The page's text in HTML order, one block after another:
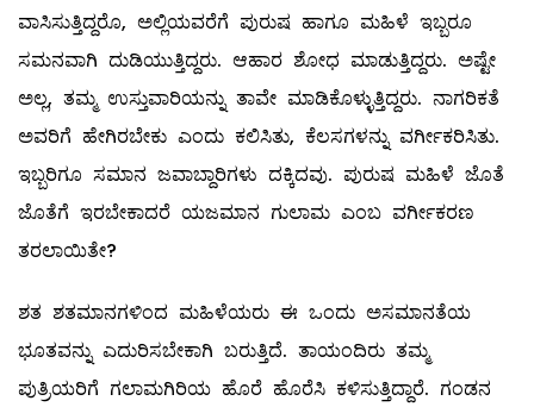
ವಾಸಿಸುತ್ತಿದ್ದರೊ, ಅಲ್ಲಿಯವರೆಗೆ ಪುರುಷ ಹಾಗೂ ಮಹಿಳೆ ಇಬ್ಬರೂ
ಸಮನವಾಗಿ ದುಡಿಯುತ್ತಿದ್ದರು. ಆಹಾರ ಶೋಧ ಮಾಡುತ್ತಿದ್ದರು. ಅಷ್ಟೇ
ಅಲ್ಲ, ತಮ್ಮ ಉಸ್ತುವಾರಿಯನ್ನು ತಾವೇ ಮಾಡಿಕೊಳ್ಳುತ್ತಿದ್ದರು. ನಾಗರಿಕತೆ
ಅವರಿಗೆ ಹೇಗಿರಬೇಕು ಎಂದು ಕಲಿಸಿತು, ಕೆಲಸಗಳನ್ನು ವರ್ಗೀಕರಿಸಿತು.
ಇಬ್ಬರಿಗೂ ಸಮಾನ ಜವಾಬ್ದಾರಿಗಳು ದಕ್ಕಿದವು. ಪುರುಷ ಮಹಿಳೆ ಜೊತೆ
ಜೊತೆಗೆ ಇರಬೇಕಾದರೆ ಯಜಮಾನ ಗುಲಾಮ ಎಂಬ ವರ್ಗೀಕರಣ
ತರಲಾಯಿತೇ?
ಶತ ಶತಮಾನಗಳಿಂದ ಮಹಿಳೆಯರು ಈ ಒಂದು ಅಸಮಾನತೆಯ
ಭೂತವನ್ನು ಎದುರಿಸಬೇಕಾಗಿ ಬರುತ್ತಿದೆ. ತಾಯಂದಿರು ತಮ್ಮ
ಪುತ್ರಿಯರಿಗೆ ಗಲಾಮಗಿರಿಯ ಹೊರೆ ಹೊರೆಸಿ ಕಳಿಸುತ್ತಿದ್ದಾರೆ. ಗಂಡನ